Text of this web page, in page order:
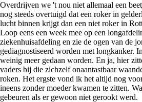
Overdrijven we 't nou niet allemaal een
nog steeds overtuigd dat een roker in
lucht binnen krijgt dan een niet roker in
Loop eens een week mee op een
ziekenhuisafdeling en zie de ogen van de
gediagnostiseerd worden met longkanker.
weinig meer gedaan worden. En ja, hier
vaders bij die zichzelf onaantastbaar
roken. Het ergste vond ik het altijd nog
ineens zonder moeder kwamen te zitten.
gebeuren als er gewoon niet gerookt werd.